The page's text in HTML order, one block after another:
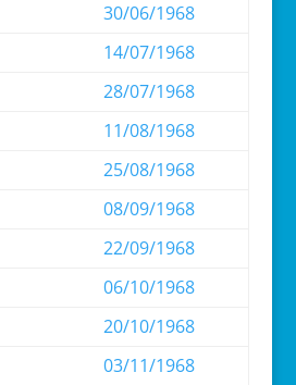
30/06/1968
14/07/1968
28/07/1968
11/08/1968
25/08/1968
08/09/1968
22/09/1968
06/10/1968
20/10/1968
03/11/1968